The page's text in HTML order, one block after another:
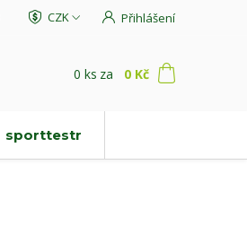
CZK Přihlášení
0 ks za 0 Kč
sporttestr